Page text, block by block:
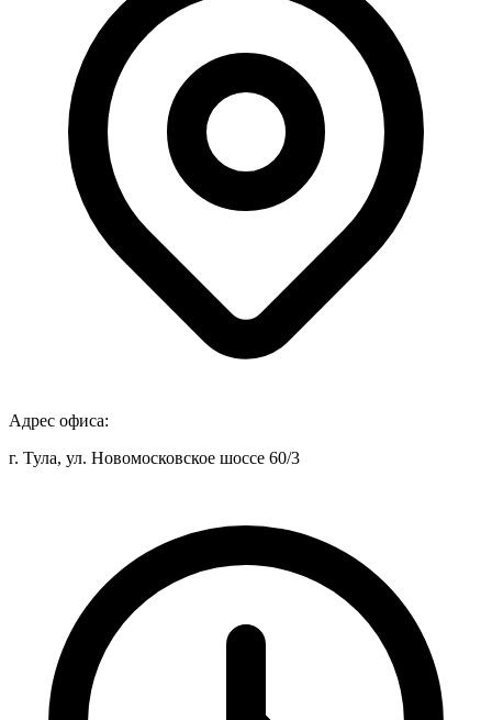
Адрес офиса:
г. Тула, ул. Новомосковское шоссе 60/3